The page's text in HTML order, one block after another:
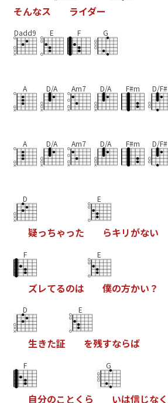
そんなス ライダー
Dadd9 E F G
A D/A Am7 D/A F#m D/F#
A D/A Am7 D/A F#m D/F#
D
疑っちゃった
E
らキリがない
F
ズレてるのは
E
僕の方かい ？
D
生きた証
E
を残すならば
F
自分のこ と く ら
G
いは信じなく